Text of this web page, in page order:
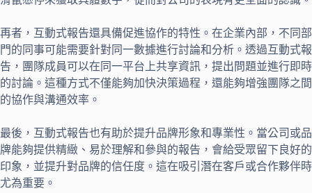
再者，互動式報告還具備促進協作的特性。在企業內部，不同部
門的同事可能需要針對同一數據進行討論和分析。透過互動式報
告，團隊成員可以在同一平台上共享資訊，提出問題並進行即時
的討論。這種方式不僅能夠加快決策過程，還能夠增強團隊之間
的協作與溝通效率。
最後，互動式報告也有助於提升品牌形象和專業性。當公司或品
牌能夠提供精緻、易於理解和參與的報告，會給受眾留下良好的
印象，並提升對品牌的信任度。這在吸引潛在客戶或合作夥伴時
尤為重要。